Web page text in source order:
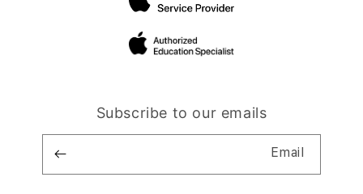
Subscribe to our emails
Email